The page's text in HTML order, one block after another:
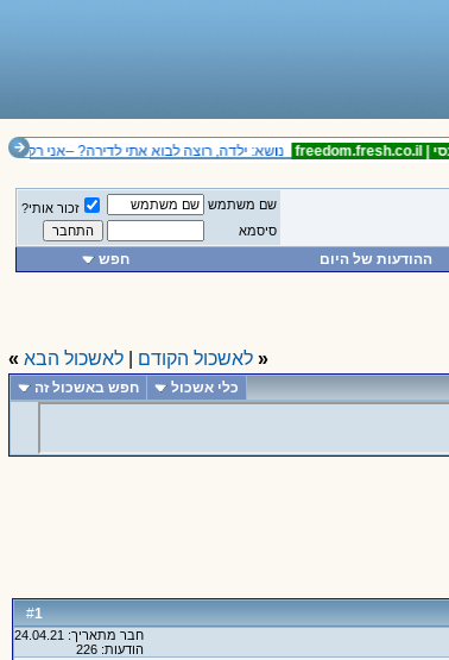
|
freedom.fresh.co.il נושא: ילדה, רוצה לבוא אתי לדירה? –אני רק בת
שם משתמש
זכור אותי?
סיסמא
ההודעות של היום חפש
« לאשכול הקודם לאשכול הבא »
כלי אשכול חפש באשכול זה
#
1
חבר מתאריך: 24.04.21
הודעות: 226